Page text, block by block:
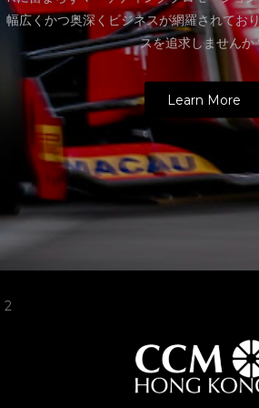
幅広くかつ奥深くビジネスが網羅されてお
スを追求しませんか
Learn More